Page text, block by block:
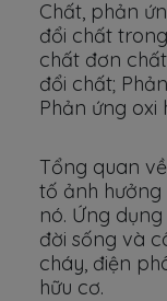
Chất, phản
đổi chất
chất đơn
đổi chất;
Phản ứng oxi
Tổng quan
tố ảnh hưởng
nó. Ứng
đời sống và
cháy, điện
hữu cơ.